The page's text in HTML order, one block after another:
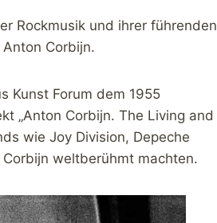
Rockmusik und ihrer führenden
Corbijn.
Kunst Forum dem 1955
„Anton Corbijn. The Living and
wie Joy Division, Depeche
weltberühmt machten.